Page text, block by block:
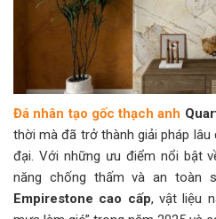
Đá nhân tạo gốc thạch anh
thời mà đã trở thành giải pháp lâu
đại. Với những ưu điểm nổi bật
năng chống thấm và an toàn
Empirestone cao cấp, vật liệu